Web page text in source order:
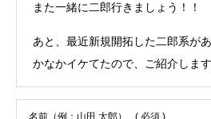
また一緒に二郎行きましょう！！
あと、最近新規開拓した二郎系が
かなかイケてたので、ご紹介しま
名前（例：山田 太郎） ( 必須 )